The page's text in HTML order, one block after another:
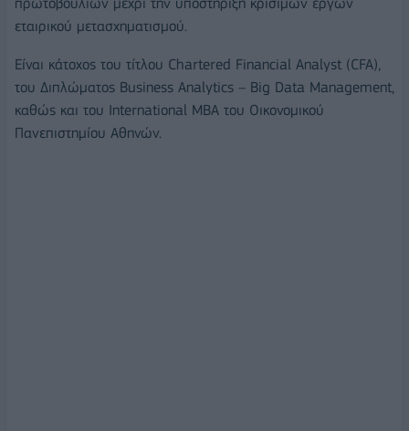
πρωτοβουλιών μέχρι την υποστήριξη κρίσιμων έργων
εταιρικού μετασχηματισμού.
Είναι κάτοχος του τίτλου Chartered Financial Analyst (CFA),
του Διπλώματος Business Analytics – Big Data Management,
καθώς και του International MBA του Οικονομικού
Πανεπιστημίου Αθηνών.